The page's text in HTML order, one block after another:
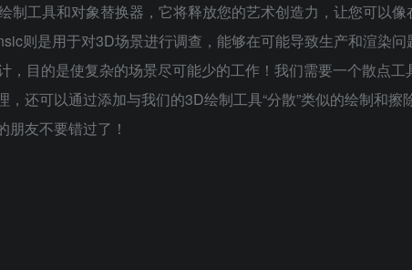
制工具和对象替换器，它将释放您的艺术创造力，让您可以
则是用于对3D场景进行调查，能够在可能导致生产和渲染
，目的是使复杂的场景尽可能少的工作！我们需要一个散点
，还可以通过添加与我们的3D绘制工具“分散”类似的绘制和
朋友不要错过了！